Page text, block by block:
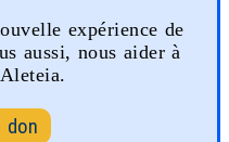
expérience de
aussi, nous aider à
don